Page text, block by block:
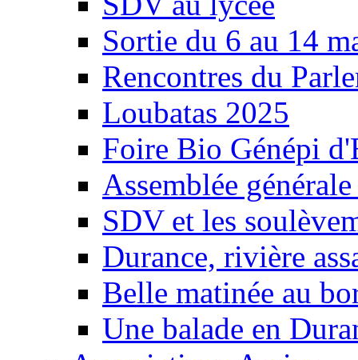
Sortie du 6 au 14
Rencontres du
Loubatas 2025
Foire Bio Génépi
Assemblée
SDV et les
Durance, rivière
Belle matinée au
Une balade en